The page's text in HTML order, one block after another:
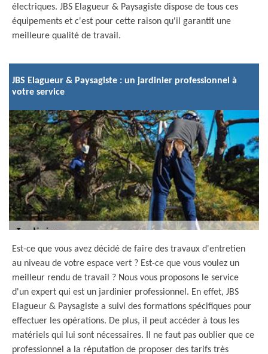
électriques. JBS Elagueur & Paysagiste dispose de tous ces
équipements et c'est pour cette raison qu'il garantit une
meilleure qualité de travail.
JBS Elagueur & Paysagiste : un jardinier professionnel à
votre service
Est-ce que vous avez décidé de faire des travaux d'entretien
au niveau de votre espace vert ? Est-ce que vous voulez un
meilleur rendu de travail ? Nous vous proposons le service
d'un expert qui est un jardinier professionnel. En effet, JBS
Elagueur & Paysagiste a suivi des formations spécifiques pour
effectuer les opérations. De plus, il peut accéder à tous les
matériels qui lui sont nécessaires. Il ne faut pas oublier que ce
professionnel a la réputation de proposer des tarifs très